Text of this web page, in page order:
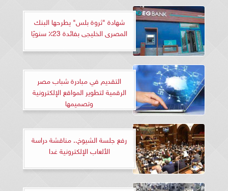
شهادة "ثروة بلس" يطرحها البنك
المصرى الخليجى بفائدة 23٪ سنويًا
التقديم في مبادرة شباب مصر
الرقمية لتطوير المواقع الإلكترونية
وتصميمها
رفع جلسة الشيوخ.. مناقشة دراسة
الألعاب الإلكترونية غدا